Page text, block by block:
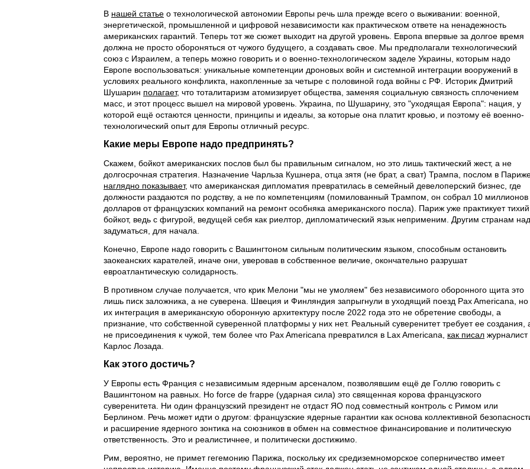
В нашей статье о технологической автономии Европы речь шла прежде всего о выживании: военной,
энергетической, промышленной и цифровой независимости как практическом ответе на ненадежность
американских гарантий. Теперь тот же сюжет выходит на другой уровень. Европа впервые за долгое время
должна не просто обороняться от чужого будущего, а создавать свое. Мы предполагали технологический
союз с Израилем, а теперь можно говорить и о военно-технологическом заделе Украины, которым надо
Европе воспользоваться: уникальные компетенции дроновых войн и системной интеграции вооружений в
условиях реального конфликта, накопленные за четыре с половиной года войны с РФ. Историк Дмитрий
Шушарин полагает, что тоталитаризм атомизирует общества, заменяя социальную связность сплочением
масс, и этот процесс вышел на мировой уровень. Украина, по Шушарину, это "уходящая Европа": нация, у
которой ещё остаются ценности, принципы и идеалы, за которые она платит кровью, и поэтому её военно-
технологический опыт для Европы отличный ресурс.
Какие меры Европе надо предпринять?
Скажем, бойкот американских послов был бы правильным сигналом, но это лишь тактический жест, а не
долгосрочная стратегия. Назначение Чарльза Кушнера, отца зятя (не брат, а сват) Трампа, послом в
наглядно показывает, что американская дипломатия превратилась в семейный девелоперский бизнес, где
должности раздаются по родству, а не по компетенциям (помилованный Трампом, он собрал 10 миллионов
долларов от французских компаний на ремонт особняка американского посла). Париж уже практикует тихий
бойкот, ведь с фигурой, ведущей себя как риелтор, дипломатический язык неприменим. Другим странам
задуматься, для начала.
Конечно, Европе надо говорить с Вашингтоном сильным политическим языком, способным остановить
заокеанских карателей, иначе они, уверовав в собственное величие, окончательно разрушат
евроатлантическую солидарность.
В противном случае получается, что крик Мелони "мы не умоляем" без независимого оборонного щита это
лишь писк заложника, а не суверена. Швеция и Финляндия запрыгнули в уходящий поезд Pax Americana, но
их интеграция в американскую оборонную архитектуру после 2022 года это не обретение свободы, а
признание, что собственной суверенной платформы у них нет. Реальный суверенитет требует ее создания,
не присоединения к чужой, тем более что Pax Americana превратился в Lax Americana, как писал журналист
Карлос Лозада.
Как этого достичь?
У Европы есть Франция с независимым ядерным арсеналом, позволявшим ещё де Голлю говорить с
Вашингтоном на равных. Но force de frappe (ударная сила) это священная корова французского
суверенитета. Ни один французский президент не отдаст ЯО под совместный контроль с Римом или
Берлином. Речь может идти о другом: французские ядерные гарантии как основа коллективной
и расширение ядерного зонтика на союзников в обмен на совместное финансирование и политическую
ответственность. Это и реалистичнее, и политически достижимо.
Рим, вероятно, не примет гегемонию Парижа, поскольку их средиземноморское соперничество имеет